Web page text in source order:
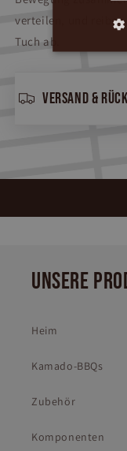
verteilen, und
Tuch ab.
Versand &
UNSERE
Heim
Kamado-BBQs
Zubehör
Komponenten